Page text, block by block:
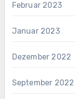
Februar 2023
Januar 2023
Dezember 2022
September 2022